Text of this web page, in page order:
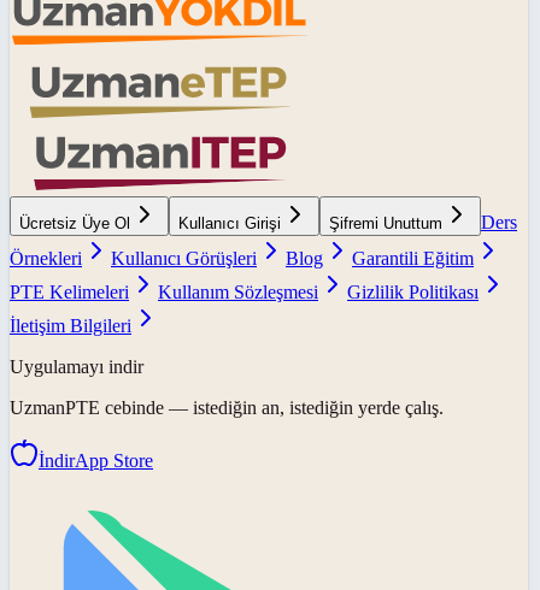
Ücretsiz Üye Ol Kullanıcı Girişi Şifremi Unuttum
Ders
Örnekleri
Kullanıcı Görüşleri Blog
Garantili Eğitim
PTE Kelimeleri
Kullanım Sözleşmesi
Gizlilik Politikası
İletişim Bilgileri
Uygulamayı indir
UzmanPTE cebinde — istediğin an, istediğin yerde çalış.
İndirApp Store